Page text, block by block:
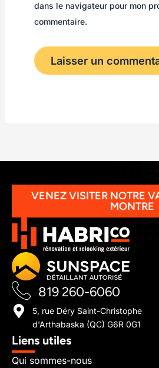
dans le navigateur pour mon
commentaire.
VENEZ VISITER NOTRE
MONTRE
819 260-6060
5, rue Déry Saint-Christophe
d'Arthabaska (QC) G6R 0G1
Liens utiles
Qui sommes-nous